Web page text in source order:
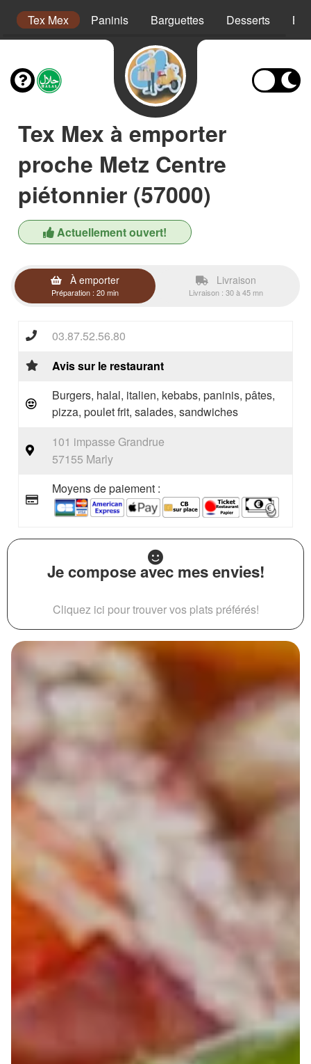
Tex Mex Paninis Barguettes Desserts
Tex Mex à emporter
proche Metz Centre
piétonnier (57000)
Actuellement ouvert!
À emporter
Préparation : 20 min
Livraison
Livraison : 30 à 45 mn
03.87.52.56.80
Avis sur le restaurant
Burgers, halal, italien, kebabs, paninis, pâtes,
pizza, poulet frit, salades, sandwiches
101 impasse Grandrue
57155 Marly
Moyens de paiement :
Je compose avec mes envies!
Cliquez ici pour trouver vos plats préférés!